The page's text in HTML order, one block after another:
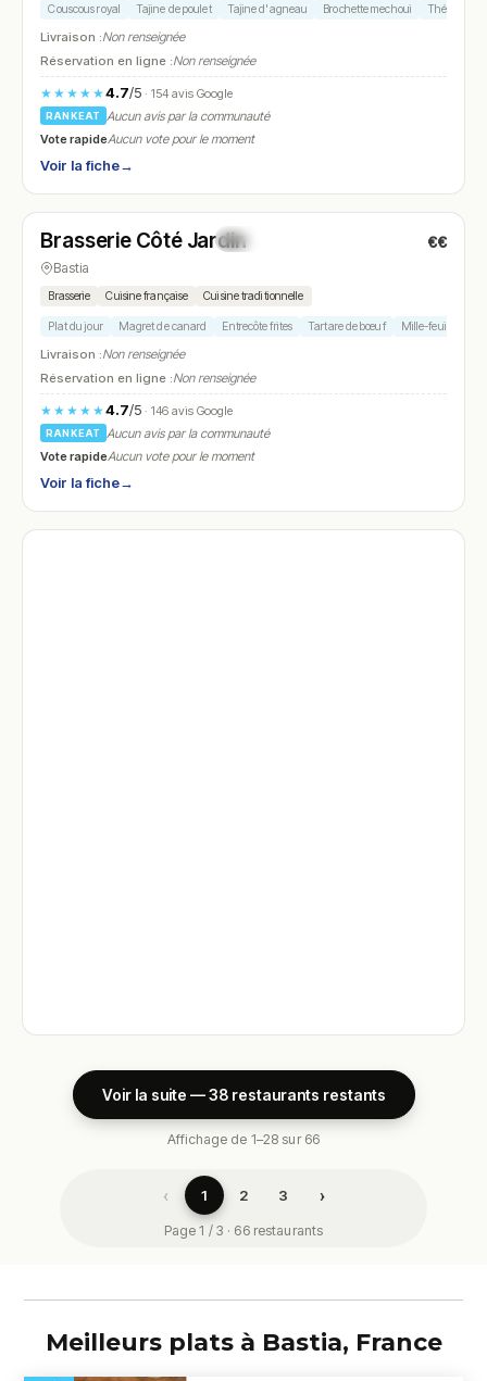
Couscous royal Tajine de poulet Tajine d'agneau Brochette mechoui Thé à la
Livraison :Non renseignée
Réservation en ligne :Non renseignée
★★★★★4.7/5· 154 avis Google
RANKEAT
Aucun avis par la communauté
Vote rapideAucun vote pour le moment
Voir la fiche→
N° 28
Brasserie Côté Jardin €€
Bastia
Brasserie Cuisine française Cuisine traditionnelle
Plat du jour Magret de canard Entrecôte frites Tartare de bœuf Mille-feuille
Livraison :Non renseignée
Réservation en ligne :Non renseignée
★★★★★4.7/5· 146 avis Google
RANKEAT
Aucun avis par la communauté
Vote rapideAucun vote pour le moment
Voir la fiche→
Voir la suite — 38 restaurants restants
Affichage de 1–28 sur 66
‹ 1 2 3 ›
Page 1 / 3 · 66 restaurants
Meilleurs plats à Bastia, France